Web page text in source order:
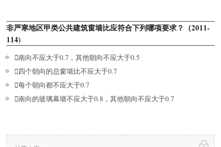
非严寒地区甲类公共建筑窗墙比应符合下列哪项要求？（2011-
114)
南向不应大于0.7，其他朝向不应大于0.5
四个朝向的总窗墙比不应大于0.7
每个朝向都不应大于0.7
南向的玻璃幕墙不应大于0.8，其他朝向不应大于0.7